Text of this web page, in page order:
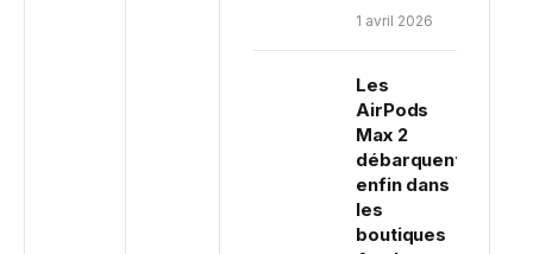
1 avril 2026
Les
AirPods
Max 2
débarquent
enfin dans
les
boutiques